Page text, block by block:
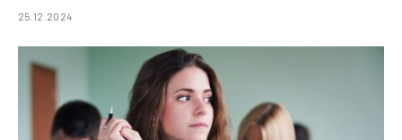
25.12.2024